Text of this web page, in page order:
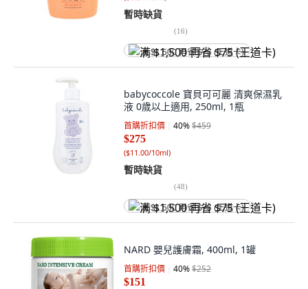
暫時缺貨
(16)
满 $1,500 再省 $75 (王道卡)
babycoccole 寶貝可可麗 清爽保濕乳
液 0歲以上適用, 250ml, 1瓶
首購折扣價 40%$459
$275
($11.00/10ml)
暫時缺貨
(48)
满 $1,500 再省 $75 (王道卡)
NARD 嬰兒護膚霜, 400ml, 1罐
首購折扣價 40%$252
$151